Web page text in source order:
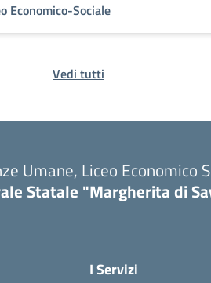
Economico-Sociale
Vedi tutti
Umane, Liceo Economico
Statale "Margherita di
I Servizi